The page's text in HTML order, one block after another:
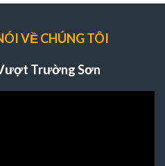
VỀ CHÚNG TÔI
Trường Sơn